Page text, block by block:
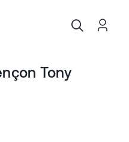
Tony